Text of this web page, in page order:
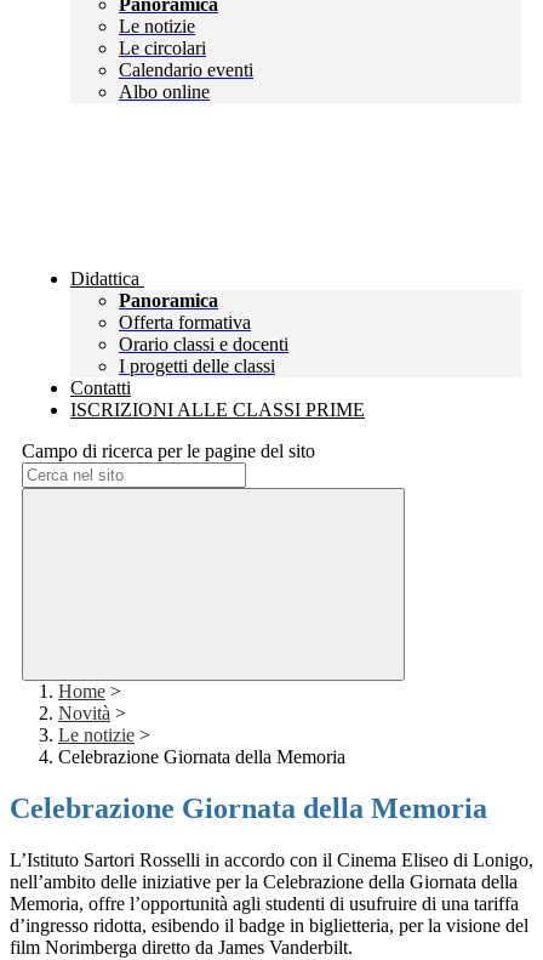
Panoramica
Le notizie
Le circolari
Calendario eventi
Albo online
Didattica
Panoramica
Offerta formativa
Orario classi e docenti
I progetti delle classi
Contatti
ISCRIZIONI ALLE CLASSI PRIME
Campo di ricerca per le pagine del sito
Home >
Novità >
Le notizie >
Celebrazione Giornata della Memoria
Celebrazione Giornata della Memoria
L’Istituto Sartori Rosselli in accordo con il Cinema Eliseo di Lonigo,
nell’ambito delle iniziative per la Celebrazione della Giornata della
Memoria, offre l’opportunità agli studenti di usufruire di una tariffa
d’ingresso ridotta, esibendo il badge in biglietteria, per la visione del
film Norimberga diretto da James Vanderbilt.